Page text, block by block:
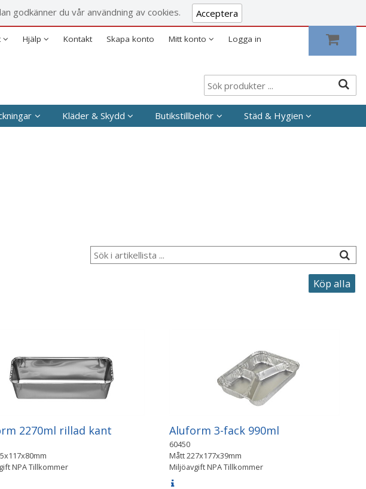
godkänner du vår användning av cookies. Acceptera
Hjälp
& Cookies
Kontakt Skapa konto Mitt konto Logga in
Kläder & Skydd Butikstillbehör Städ & Hygien
2270ml rillad kant
NPA Tillkommer
Aluform 3-fack 990ml
60450
Mått227x177x39mm
Miljöavgift NPA Tillkommer